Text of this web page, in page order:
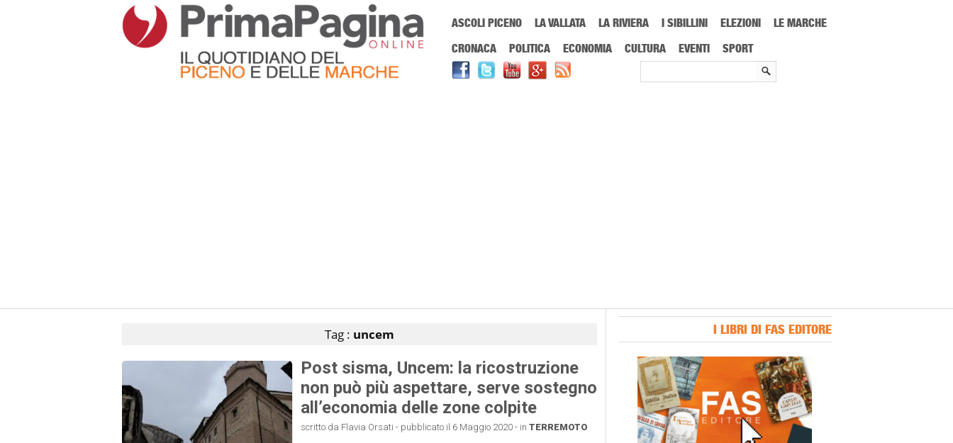
ASCOLI PICENO LA VALLATA LA RIVIERA I SIBILLINI ELEZIONI
LE MARCHE
CRONACA
POLITICA ECONOMIA CULTURA EVENTI SPORT
Tag : uncem
Post sisma, Uncem: la ricostruzione
non può più aspettare, serve sostegno
all’economia delle zone colpite
scritto da Flavia Orsati - pubblicato il 6 Maggio 2020 - in TERREMOTO
I LIBRI DI FAS EDITORE